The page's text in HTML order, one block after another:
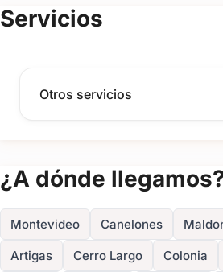
mejor aliado durante el día más
Servicios
Otros servicios
¿A dónde
Montevideo Canelones
Artigas Cerro Largo Colonia